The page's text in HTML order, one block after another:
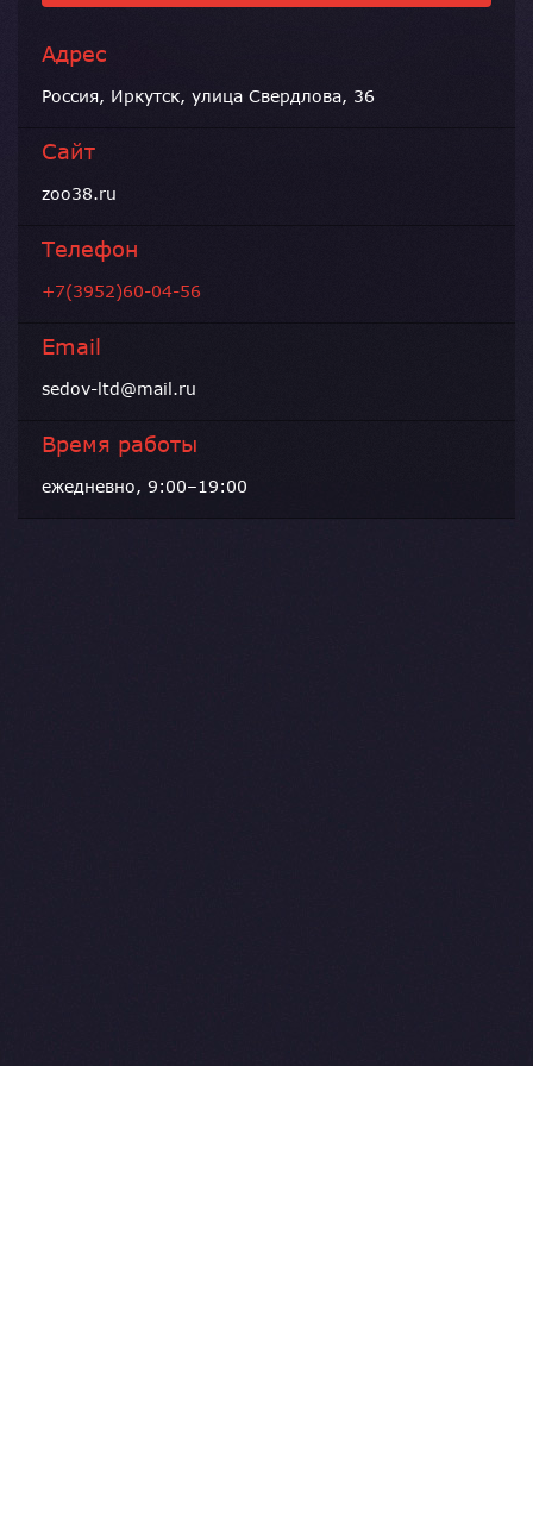
Адрес
Россия, Иркутск, улица Свердлова, 36
Сайт
zoo38.ru
Телефон
+7(3952)60-04-56
Email
sedov-ltd@mail.ru
Время работы
ежедневно, 9:00–19:00